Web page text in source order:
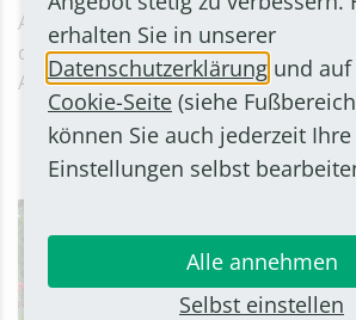
Aufheizung des Stadtklimas
die Pflanzen unsere Luft und fördern
Aufenthaltsqualität.
erhalten Sie in unserer
Datenschutzerklärung und
Cookie-Seite (siehe
können Sie auch jederzeit Ihre
Einstellungen selbst
Alle annehmen
Selbst einstellen